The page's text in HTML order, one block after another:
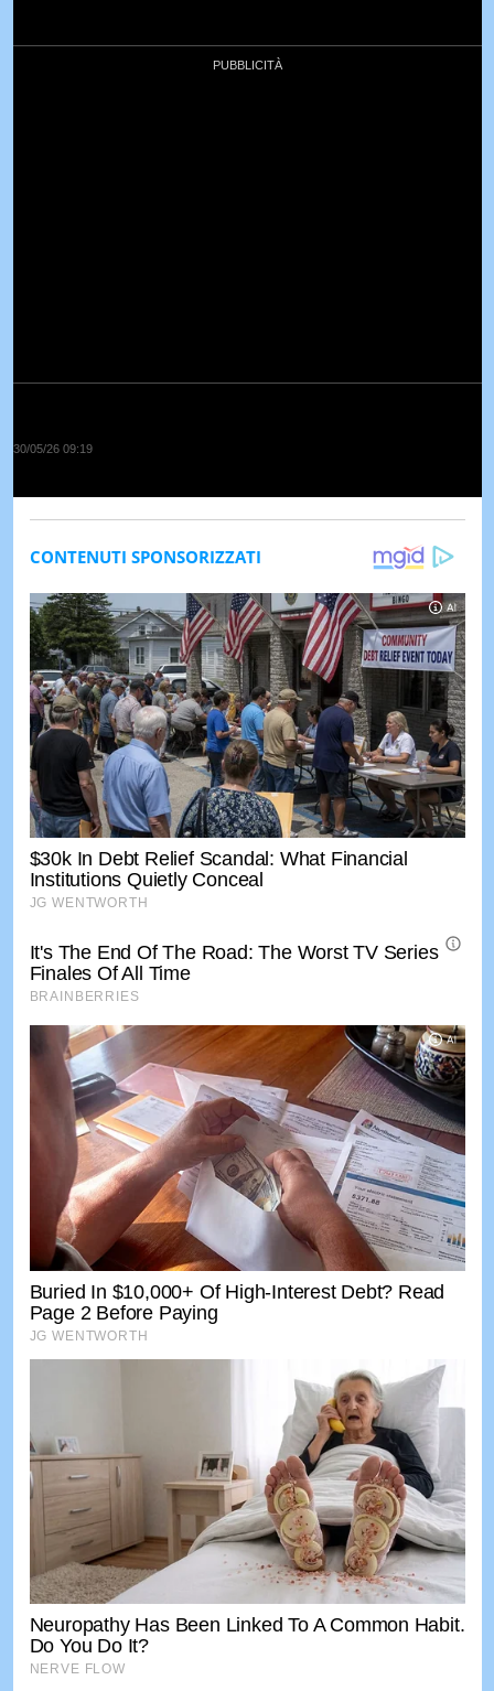
30/05/26 09:19